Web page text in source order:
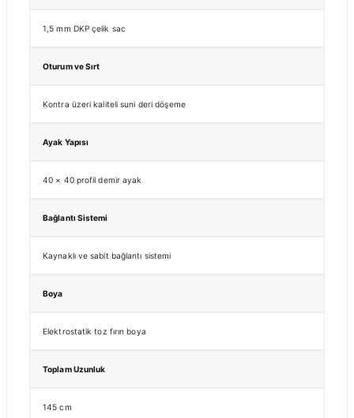
1,5 mm DKP çelik sac
Oturum ve Sırt
Kontra üzeri kaliteli suni deri döşeme
Ayak Yapısı
40 × 40 profil demir ayak
Bağlantı Sistemi
Kaynaklı ve sabit bağlantı sistemi
Boya
Elektrostatik toz fırın boya
Toplam Uzunluk
145 cm